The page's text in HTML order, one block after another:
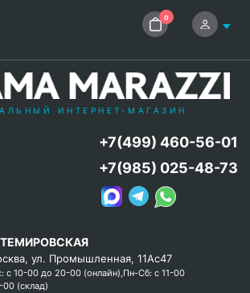
0
ИНТЕРНЕТ-МАГАЗИН
ул. Промышленная, 11Ас47
с 10-00 до 20-00 (онлайн),Пн-Сб: с 11-00
00 (склад)
+7(499) 460-56-01
+7(985) 025-48-73